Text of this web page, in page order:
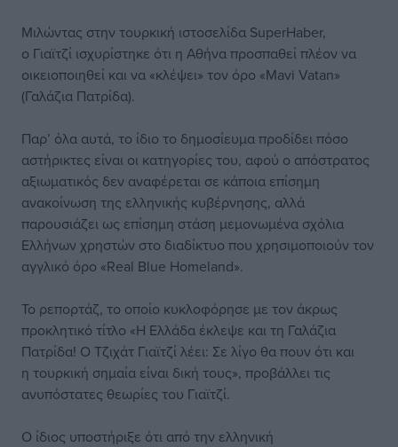
Μιλώντας στην τουρκική ιστοσελίδα SuperHaber,
ο Γιαϊτζί ισχυρίστηκε ότι η Αθήνα προσπαθεί πλέον να
οικειοποιηθεί και να «κλέψει» τον όρο «Mavi Vatan»
(Γαλάζια Πατρίδα).
Παρ’ όλα αυτά, το ίδιο το δημοσίευμα προδίδει πόσο
αστήρικτες είναι οι κατηγορίες του, αφού ο απόστρατος
αξιωματικός δεν αναφέρεται σε κάποια επίσημη
ανακοίνωση της ελληνικής κυβέρνησης, αλλά
παρουσιάζει ως επίσημη στάση μεμονωμένα σχόλια
Ελλήνων χρηστών στο διαδίκτυο που χρησιμοποιούν τον
αγγλικό όρο «Real Blue Homeland».
Το ρεπορτάζ, το οποίο κυκλοφόρησε με τον άκρως
προκλητικό τίτλο «Η Ελλάδα έκλεψε και τη Γαλάζια
Πατρίδα! Ο Τζιχάτ Γιαϊτζί λέει: Σε λίγο θα πουν ότι και
η τουρκική σημαία είναι δική τους», προβάλλει τις
ανυπόστατες θεωρίες του Γιαϊτζί.
Ο ίδιος υποστήριξε ότι από την ελληνική